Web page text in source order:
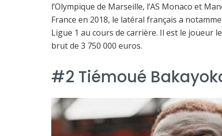
l’Olympique de Marseille, l’AS Monaco et
France en 2018, le latéral français a
Ligue 1 au cours de carrière. Il est le joueur
brut de 3 750 000 euros.
#2 Tiémoué